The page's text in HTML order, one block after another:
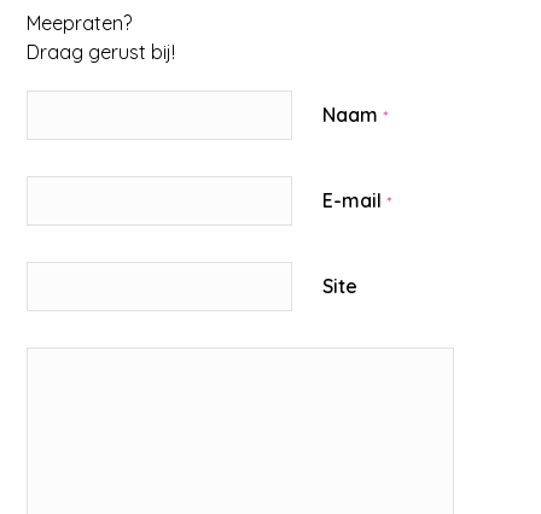
Meepraten?
Draag gerust bij!
Naam*
E-mail*
Site